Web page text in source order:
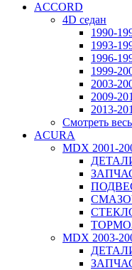
ACCORD
4D седан
1990-
1993-
1996-
1999-
2003-
2009-
2013-
Смотреть
ACURA
MDX 2001-
MDX 2003-